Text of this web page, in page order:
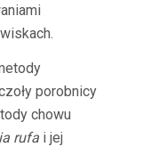
porobnicy
chowu
rufa i jej